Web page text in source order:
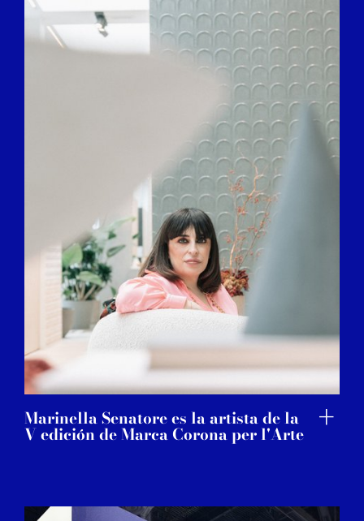
Marinella Senatore es la artista de la
V edición de Marca Corona per l'Arte